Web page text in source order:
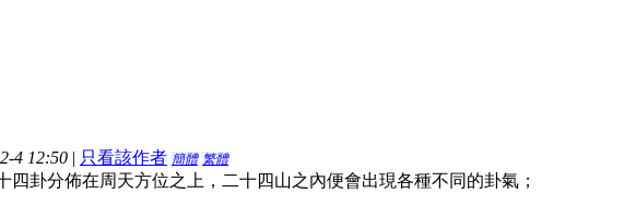
4 12:50 | 只看該作者 簡體 繁體
四卦分佈在周天方位之上，二十四山之內便會出現各種不同的卦氣；